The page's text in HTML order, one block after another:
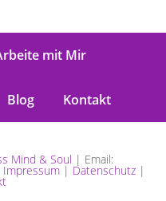
mit Mir
Blog Kontakt
Mind & Soul | Email:
Impressum| Datenschutz|